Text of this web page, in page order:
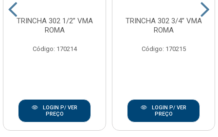
TRINCHA 302 1/2” VMA
ROMA
Código: 170214
LOGIN P/ VER
PREÇO
TRINCHA 302 3/4” VMA
ROMA
Código: 170215
LOGIN P/ VER
PREÇO